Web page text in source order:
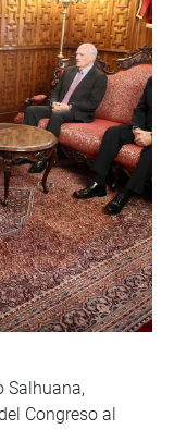
Salhuana,
Congreso al